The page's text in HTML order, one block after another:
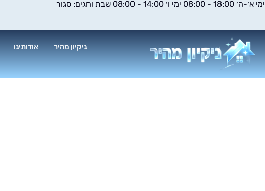
דילוג
ימי א׳-ה׳ 18:00 - 08:00 ימי ו׳ 14:00 - 08:00 שבת וחגים: סגור
ניקיון מהיר אודותינו